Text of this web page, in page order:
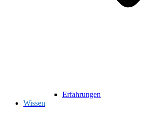
Erfahrungen
Wissen